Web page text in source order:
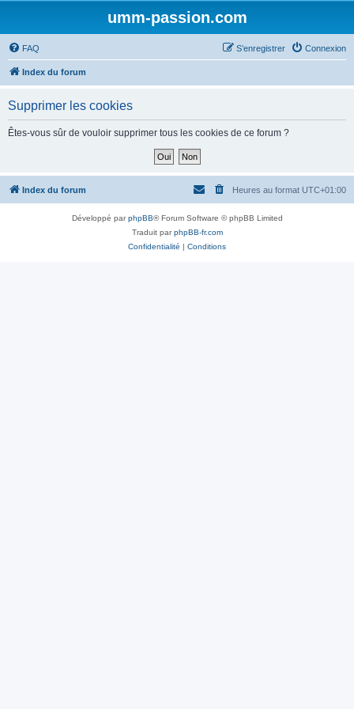
umm-passion.com
FAQ Connexion
S’enregistrer
Index du forum
Supprimer les cookies
Êtes-vous sûr de vouloir supprimer tous les cookies de ce forum ?
Index du forum Heures au format UTC+01:00
Développé parphpBB® Forum Software © phpBB Limited
Traduit parphpBB-fr.com
Confidentialité | Conditions